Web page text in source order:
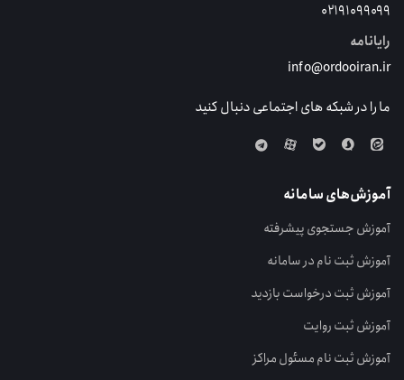
۰۲۱۹۱۰۹۹۰۹۹
رایانامه
info@ordooiran.ir
ما را در شبکه های اجتماعی دنبال کنید
آموزش‌های سامانه
آموزش جستجوی پیشرفته
آموزش ثبت نام در سامانه
آموزش ثبت درخواست بازدید
آموزش ثبت روایت
آموزش ثبت نام مسئول مراکز